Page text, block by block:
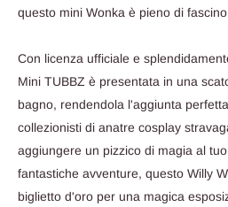
questo mini Wonka è pieno di
Con licenza ufficiale e
Mini TUBBZ è presentata in una
bagno, rendendola l'aggiunta
collezionisti di anatre cosplay
aggiungere un pizzico di magia al
fantastiche avventure, questo Willy
biglietto d'oro per una magica